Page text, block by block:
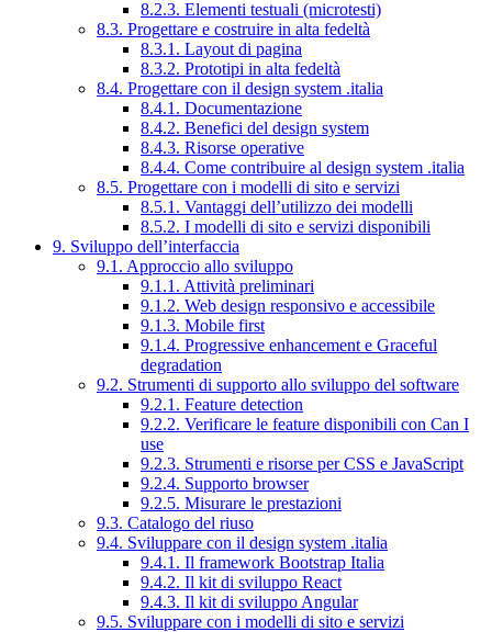
8.2.3. Elementi testuali (microtesti)
8.3. Progettare e costruire in alta fedeltà
8.3.1. Layout di pagina
8.3.2. Prototipi in alta fedeltà
8.4. Progettare con il design system .italia
8.4.1. Documentazione
8.4.2. Benefici del design system
8.4.3. Risorse operative
8.4.4. Come contribuire al design system .italia
8.5. Progettare con i modelli di sito e servizi
8.5.1. Vantaggi dell’utilizzo dei modelli
8.5.2. I modelli di sito e servizi disponibili
9. Sviluppo dell’interfaccia
9.1. Approccio allo sviluppo
9.1.1. Attività preliminari
9.1.2. Web design responsivo e accessibile
9.1.3. Mobile first
9.1.4. Progressive enhancement e Graceful
degradation
9.2. Strumenti di supporto allo sviluppo del software
9.2.1. Feature detection
9.2.2. Verificare le feature disponibili con Can I
use
9.2.3. Strumenti e risorse per CSS e JavaScript
9.2.4. Supporto browser
9.2.5. Misurare le prestazioni
9.3. Catalogo del riuso
9.4. Sviluppare con il design system .italia
9.4.1. Il framework Bootstrap Italia
9.4.2. Il kit di sviluppo React
9.4.3. Il kit di sviluppo Angular
9.5. Sviluppare con i modelli di sito e servizi